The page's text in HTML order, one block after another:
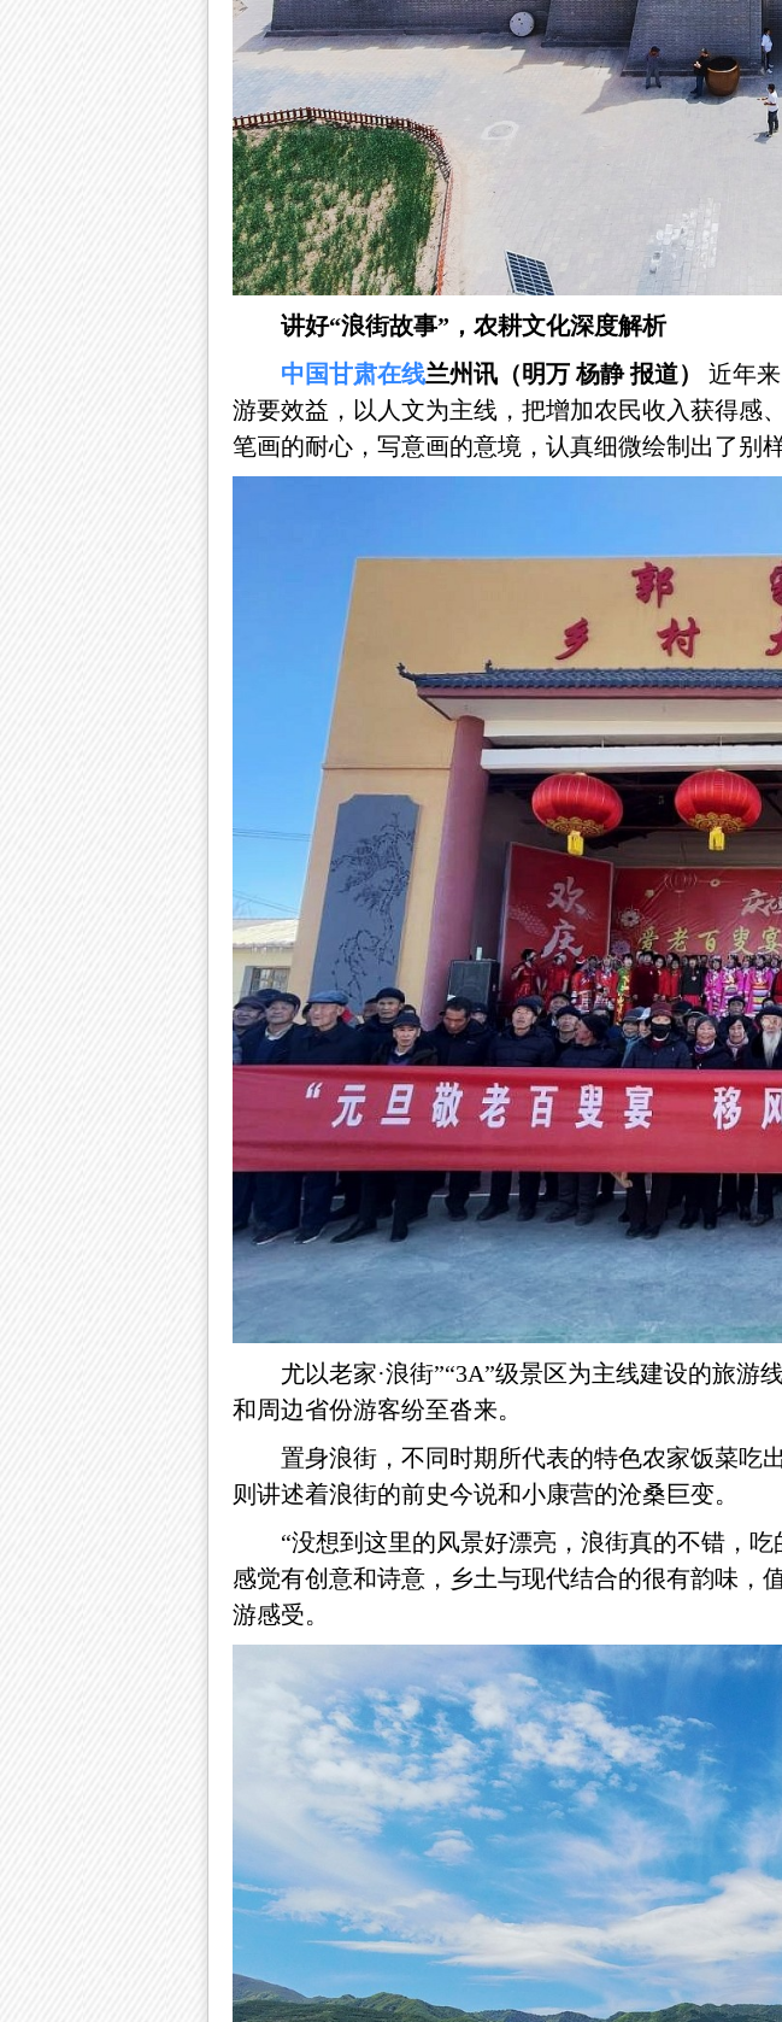
讲好“浪街故事”，农耕文化深度解析
中国甘肃在线兰州讯（明万 杨静 报道）
近年
游要效益，以人文为主线，把增加农民收入获得感
笔画的耐心，写意画的意境，认真细微绘制出了别
尤以老家·浪街”“3A”级景区为主线建设的旅
和周边省份游客纷至沓来。
置身浪街，不同时期所代表的特色农家饭菜吃
则讲述着浪街的前史今说和小康营的沧桑巨变。
“没想到这里的风景好漂亮，浪街真的不错，
感觉有创意和诗意，乡土与现代结合的很有韵味，
游感受。